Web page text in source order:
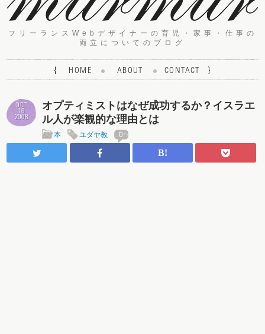
フリーランスWebデザイナーの育児・家事・仕事の
両立についてのブログ
{ HOME ABOUT CONTACT }
OCT
16
2008
オプティミストはなぜ成功するか？イスラエ
ル人が楽観的な理由とは
本 ユダヤ教 0